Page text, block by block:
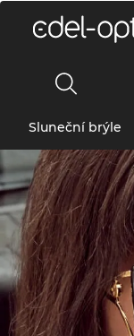
Sluneční brýle